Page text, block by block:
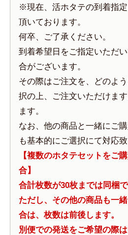
※現在、活ホタテの到着指
頂いております。
何卒、ご了承ください。
到着希望日をご指定いただ
合がございます。
その際はご注文を、どのよ
択の上、ご注文いただけま
ます。
なお、他の商品と一緒にご
も基本的にご選択にて対応致
【複数のホタテセットをご
合】
合計枚数が30枚までは同梱で
ただし、その他の商品も一
合は、枚数は前後します。
別便での発送をご希望の際